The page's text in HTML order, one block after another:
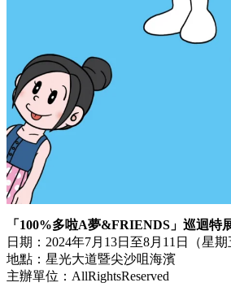
「100%多啦A夢&FRIENDS」巡迴特
日期：2024年7月13日至8月11日（星期
地點：星光大道暨尖沙咀海濱
主辦單位：AllRightsReserved